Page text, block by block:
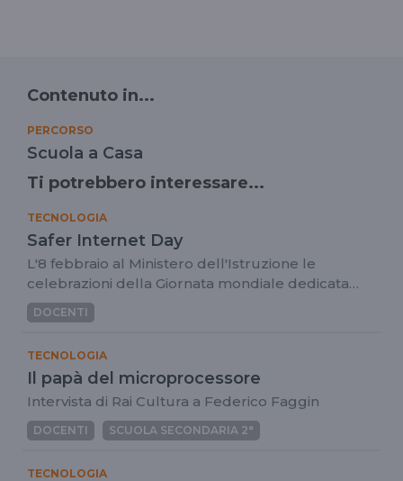
Contenuto in...
PERCORSO
Scuola a Casa
Ti potrebbero interessare...
TECNOLOGIA
Safer Internet Day
L'8 febbraio al Ministero dell'Istruzione le
celebrazioni della Giornata mondiale dedicata
all'uso positivo di Internet
DOCENTI
TECNOLOGIA
Il papà del microprocessore
Intervista di Rai Cultura a Federico Faggin
DOCENTI SCUOLA SECONDARIA 2°
TECNOLOGIA